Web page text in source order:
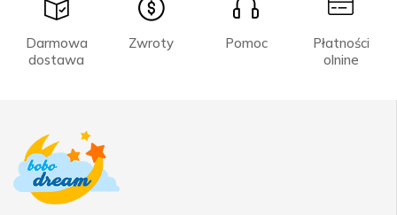
Darmowa
dostawa
Zwroty Pomoc
Płatności
olnine